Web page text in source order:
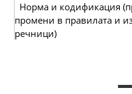
Норма и кодификация
промени в правилата и
речници)